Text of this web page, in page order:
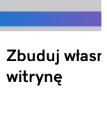
Zbuduj
witrynę